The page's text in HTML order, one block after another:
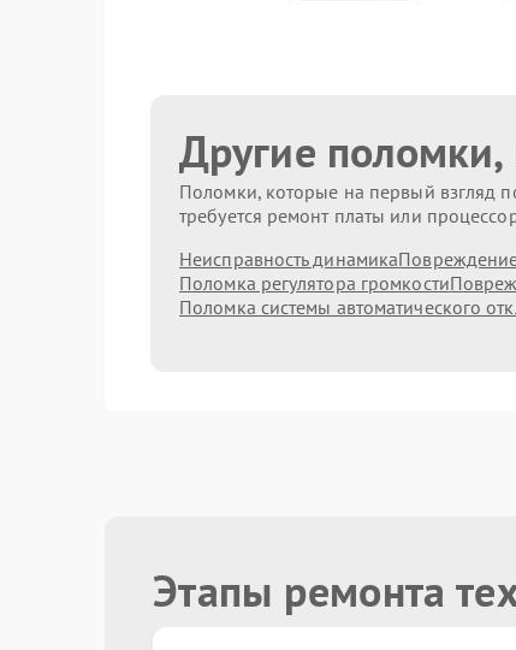
Другие
Поломки, которые на первый взгляд
требуется ремонт платы или
Неисправность динамика
Поломка регулятора громкости
Поломка системы автоматического
Этапы ремонта